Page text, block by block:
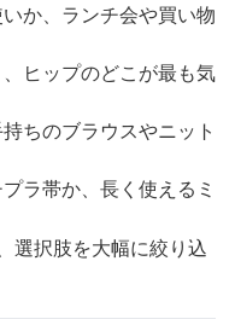
か、ランチ会や買い物
ヒップのどこが最も気
持ちのブラウスやニット
ラ帯か、長く使えるミ
選択肢を大幅に絞り込